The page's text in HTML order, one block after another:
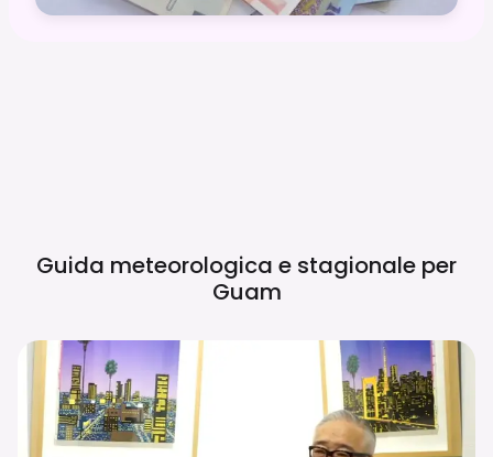
Guida meteorologica e stagionale per
Guam